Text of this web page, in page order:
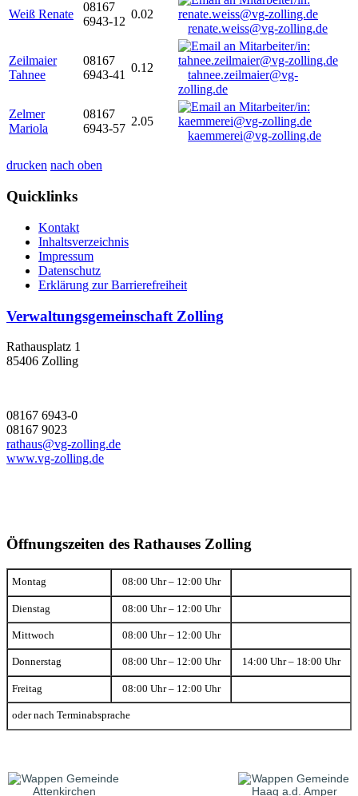
Weiß Renate
08167
6943-12
0.02
renate.weiss@vg-zolling.de
Zeilmaier
Tahnee
08167
6943-41
0.12
tahnee.zeilmaier@vg-
zolling.de
Zelmer
Mariola
08167
6943-57
2.05
kaemmerei@vg-zolling.de
drucken nach oben
Quicklinks
Kontakt
Inhaltsverzeichnis
Impressum
Datenschutz
Erklärung zur Barrierefreiheit
Verwaltungsgemeinschaft Zolling
Rathausplatz 1
85406 Zolling
08167 6943-0
08167 9023
rathaus@vg-zolling.de
www.vg-zolling.de
Öffnungszeiten des Rathauses Zolling
Montag 08:00 Uhr – 12:00 Uhr
Dienstag 08:00 Uhr – 12:00 Uhr
Mittwoch 08:00 Uhr – 12:00 Uhr
Donnerstag 08:00 Uhr – 12:00 Uhr 14:00 Uhr – 18:00 Uhr
Freitag 08:00 Uhr – 12:00 Uhr
oder nach Terminabsprache